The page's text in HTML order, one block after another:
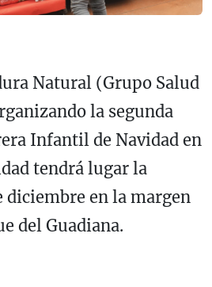
Natural (Grupo Salud
la segunda
Infantil de Navidad en
tendrá lugar la
diciembre en la margen
del Guadiana.